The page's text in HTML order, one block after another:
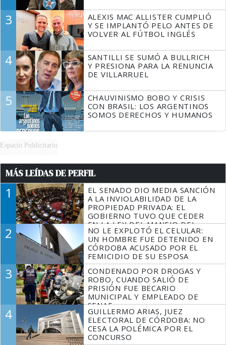
3
ALEXIS MAC ALLISTER CUMPLIÓ
Y SE IMPLANTÓ PELO ANTES DE
VOLVER AL FÚTBOL INGLÉS
4
SANTILLI SE SUMÓ A BULLRICH
Y PRESIONA PARA LA RENUNCIA
DE VILLARRUEL
5
CHAUVINISMO BOBO Y CRISIS
CON BRASIL: LOS ARGENTINOS
SOMOS DERECHOS Y HUMANOS
Espacio Publicitario
MÁS LEÍDAS DE PERFIL
1
EL SENADO DIO MEDIA SANCIÓN
A LA INVIOLABILIDAD DE LA
PROPIEDAD PRIVADA: EL
GOBIERNO TUVO QUE CEDER
EN LA LEY DEL MANEJO DEL
FUEGO
2
NO LE EXPLOTÓ EL CELULAR:
UN HOMBRE FUE DETENIDO EN
CÓRDOBA ACUSADO POR EL
FEMICIDIO DE SU ESPOSA
3
CONDENADO POR DROGAS Y
ROBO, CUANDO SALIÓ DE
PRISIÓN FUE BECARIO
MUNICIPAL Y EMPLEADO DE
SENAF
4
GUILLERMO ARIAS, JUEZ
ELECTORAL DE CÓRDOBA: NO
CESA LA POLÉMICA POR EL
CONCURSO